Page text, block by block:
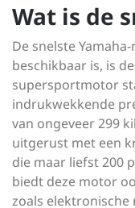
Wat is de
De snelste
beschikbaar is, is
supersportmotor
indrukwekkende
van ongeveer 299
uitgerust met een
die maar liefst 200
biedt deze motor
zoals